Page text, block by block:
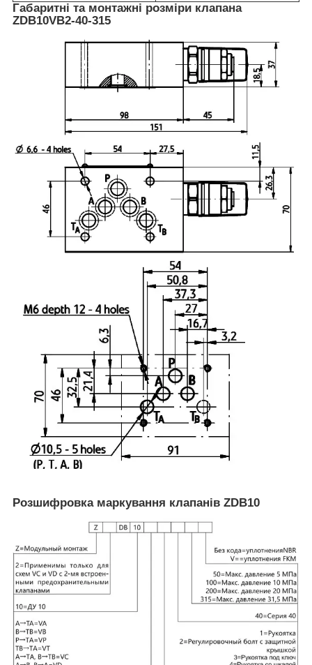
Габаритні та монтажні розміри клапана
ZDB10VB2-40-315
Розшифровка маркування клапанів ZDB10